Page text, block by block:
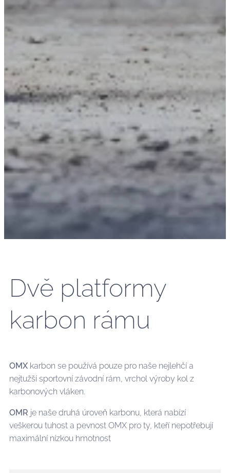
Dvě platformy
karbon rámu
OMX karbon se používá pouze pro naše nejlehčí a
nejtužší sportovní závodní rám, vrchol výroby kol z
karbonových vláken.
OMR je naše druhá úroveň karbonu, která nabízí
veškerou tuhost a pevnost OMX pro ty, kteří nepotřebují
maximální nízkou hmotnost